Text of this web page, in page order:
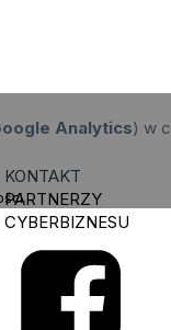
Analytics) w
.
KONTAKT
PARTNERZY
CYBERBIZNESU